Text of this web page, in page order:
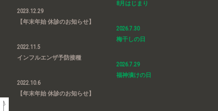
2023.12.29
【年末年始 休診のお知らせ】
2022.11.5
インフルエンザ予防接種
2022.10.6
【年末年始 休診のお知らせ】
8月はじまり
2026.7.30
梅干しの日
2026.7.29
福神漬けの日